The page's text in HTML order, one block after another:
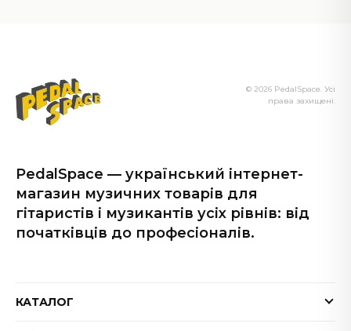
PedalSpace — український інтернет-
магазин музичних товарів для
гітаристів і музикантів усіх рівнів: від
початківців до професіоналів.
© 2026 PedalSpace. Усі
права захищені.
КАТАЛОГ